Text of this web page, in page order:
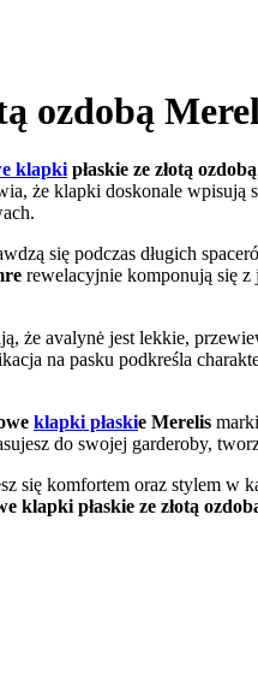
ozdobą
klapki płaskie ze złotą
że klapki doskonale wpisują
się podczas długich
rewelacyjnie komponują się z
że avalynė jest lekkie,
na pasku podkreśla
klapki płaskie Merelis marki
do swojej garderoby,
się komfortem oraz stylem w
klapki płaskie ze złotą